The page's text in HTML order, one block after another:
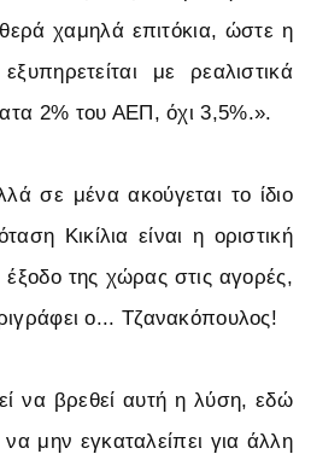
χαμηλά επιτόκια, ώστε η
με ρεαλιστικά
2% του ΑΕΠ, όχι 3,5%.».
σε μένα ακούγεται το ίδιο
Κικίλια είναι η οριστική
της χώρας στις αγορές,
ο... Τζανακόπουλος!
να βρεθεί αυτή η λύση, εδώ
μην εγκαταλείπει για άλλη